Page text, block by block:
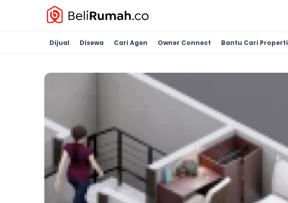
Dijual Disewa Cari Agen Owner Connect Bantu Cari Properti